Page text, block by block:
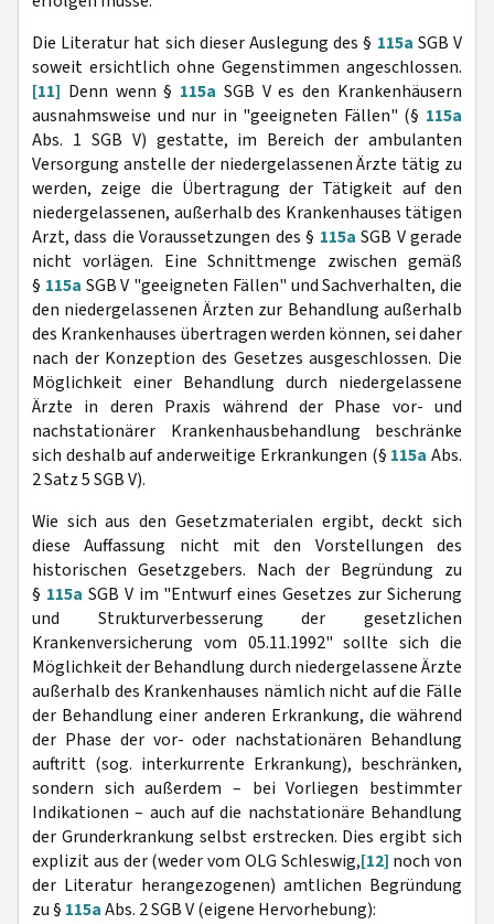
Die Literatur hat sich dieser Auslegung des § 115a SGB V
soweit ersichtlich ohne Gegenstimmen angeschlossen.
[11] Denn wenn § 115a SGB V es den Krankenhäusern
ausnahmsweise und nur in "geeigneten Fällen" (§ 115a
Abs. 1 SGB V) gestatte, im Bereich der ambulanten
Versorgung anstelle der niedergelassenen Ärzte tätig zu
werden, zeige die Übertragung der Tätigkeit auf den
niedergelassenen, außerhalb des Krankenhauses tätigen
Arzt, dass die Voraussetzungen des § 115a SGB V gerade
nicht vorlägen. Eine Schnittmenge zwischen gemäß
§ 115a SGB V "geeigneten Fällen" und Sachverhalten, die
den niedergelassenen Ärzten zur Behandlung außerhalb
des Krankenhauses übertragen werden können, sei daher
nach der Konzeption des Gesetzes ausgeschlossen. Die
Möglichkeit einer Behandlung durch niedergelassene
Ärzte in deren Praxis während der Phase vor- und
nachstationärer Krankenhausbehandlung beschränke
sich deshalb auf anderweitige Erkrankungen (§ 115a Abs.
2 Satz 5 SGB V).
Wie sich aus den Gesetzmaterialen ergibt, deckt sich
diese Auffassung nicht mit den Vorstellungen des
historischen Gesetzgebers. Nach der Begründung zu
§ 115a SGB V im "Entwurf eines Gesetzes zur Sicherung
und Strukturverbesserung der gesetzlichen
Krankenversicherung vom 05.11.1992" sollte sich die
Möglichkeit der Behandlung durch niedergelassene Ärzte
außerhalb des Krankenhauses nämlich nicht auf die Fälle
der Behandlung einer anderen Erkrankung, die während
der Phase der vor- oder nachstationären Behandlung
auftritt (sog. interkurrente Erkrankung), beschränken,
sondern sich außerdem – bei Vorliegen bestimmter
Indikationen – auch auf die nachstationäre Behandlung
der Grunderkrankung selbst erstrecken. Dies ergibt sich
explizit aus der (weder vom OLG Schleswig,[12] noch von
der Literatur herangezogenen) amtlichen Begründung
zu § 115aAbs. 2 SGB V (eigene Hervorhebung):